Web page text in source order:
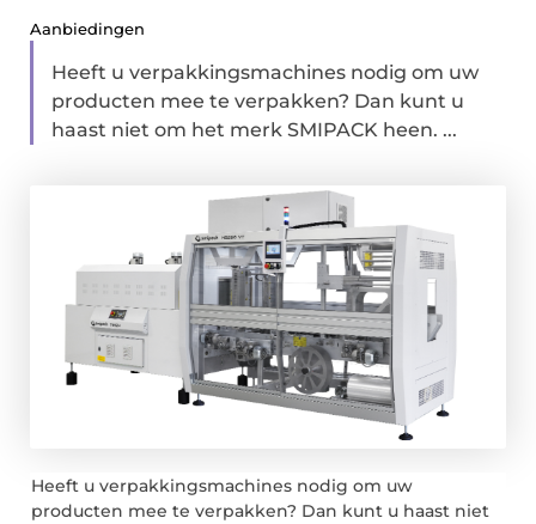
Aanbiedingen
Heeft u verpakkingsmachines nodig om uw
producten mee te verpakken? Dan kunt u
haast niet om het merk SMIPACK heen. ...
Heeft u verpakkingsmachines nodig om uw
producten mee te verpakken? Dan kunt u haast niet